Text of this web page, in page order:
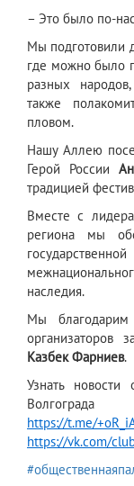
– Это было
Мы подготовили
где можно было
разных
также
пловом.
Нашу Аллею
Герой России
традицией
Вместе с
региона мы
наследия.
Мы благодарим
организаторов
Казбек Фарниев.
Узнать новости
https://t.me/
https://vk.com/